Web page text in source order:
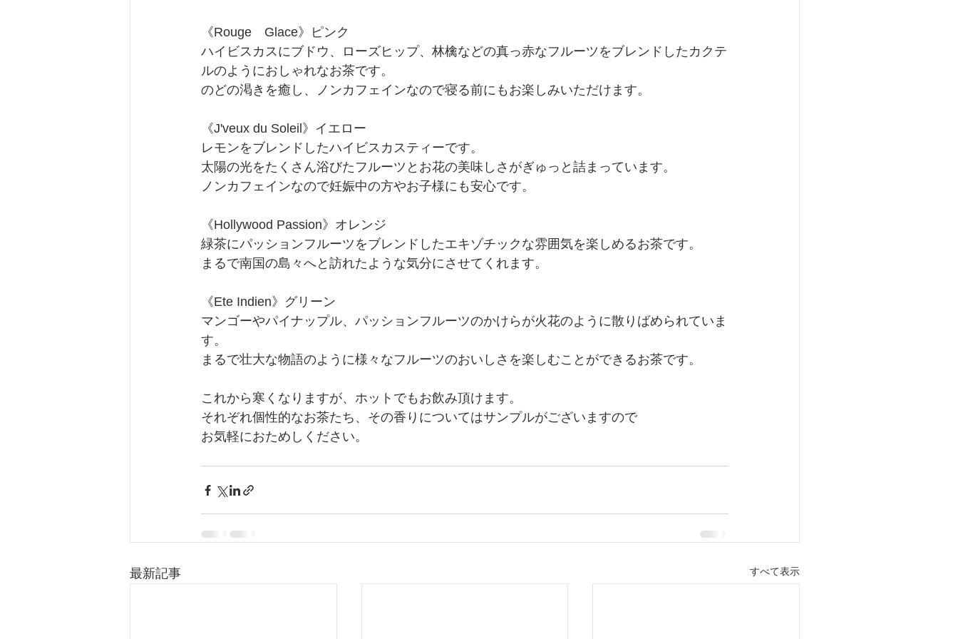
《Rouge　Glace》ピンク
ハイビスカスにブドウ、ローズヒップ、林檎などの真っ赤なフルーツをブレンドしたカクテ
ルのようにおしゃれなお茶です。
のどの渇きを癒し、ノンカフェインなので寝る前にもお楽しみいただけます。
《J'veux du Soleil》イエロー
レモンをブレンドしたハイビスカスティーです。
太陽の光をたくさん浴びたフルーツとお花の美味しさがぎゅっと詰まっています。
ノンカフェインなので妊娠中の方やお子様にも安心です。
《Hollywood Passion》オレンジ
緑茶にパッションフルーツをブレンドしたエキゾチックな雰囲気を楽しめるお茶です。
まるで南国の島々へと訪れたような気分にさせてくれます。
《Ete Indien》グリーン
マンゴーやパイナップル、パッションフルーツのかけらが火花のように散りばめられていま
す。
まるで壮大な物語のように様々なフルーツのおいしさを楽しむことができるお茶です。
これから寒くなりますが、ホットでもお飲み頂けます。
それぞれ個性的なお茶たち、その香りについてはサンプルがございますので
お気軽におためしください。
最新記事 すべて表示